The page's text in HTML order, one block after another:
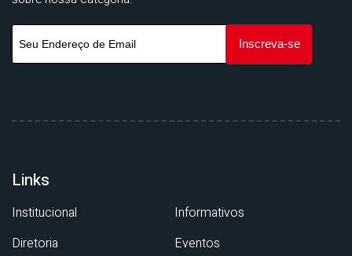
Links
Institucional
Diretoria
Informativos
Eventos